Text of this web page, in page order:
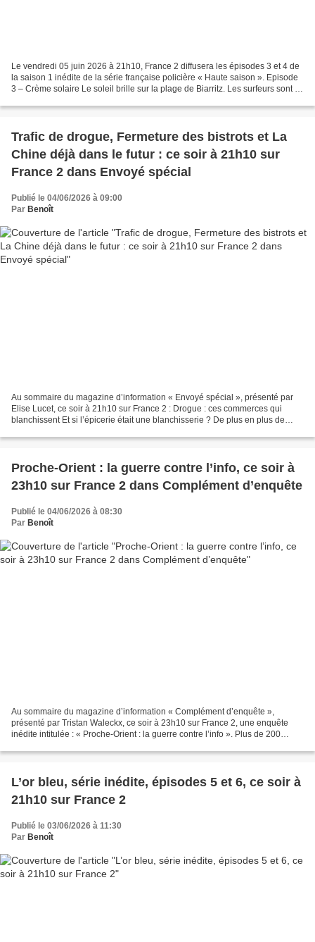
Le vendredi 05 juin 2026 à 21h10, France 2 diffusera les épisodes 3 et 4 de
la saison 1 inédite de la série française policière « Haute saison ». Episode
3 – Crème solaire Le soleil brille sur la plage de Biarritz. Les surfeurs sont à
Trafic de drogue, Fermeture des bistrots et La
Chine déjà dans le futur : ce soir à 21h10 sur
France 2 dans Envoyé spécial
Publié le 04/06/2026 à 09:00
Par Benoît
Au sommaire du magazine d’information « Envoyé spécial », présenté par
Elise Lucet, ce soir à 21h10 sur France 2 : Drogue : ces commerces qui
blanchissent Et si l’épicerie était une blanchisserie ? De plus en plus de
Proche-Orient : la guerre contre l’info, ce soir à
23h10 sur France 2 dans Complément d’enquête
Publié le 04/06/2026 à 08:30
Par Benoît
Au sommaire du magazine d’information « Complément d’enquête »,
présenté par Tristan Waleckx, ce soir à 23h10 sur France 2, une enquête
inédite intitulée : « Proche-Orient : la guerre contre l’info ». Plus de 200
L’or bleu, série inédite, épisodes 5 et 6, ce soir à
21h10 sur France 2
Publié le 03/06/2026 à 11:30
Par Benoît